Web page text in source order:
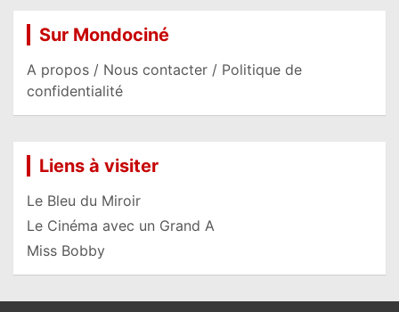
Sur Mondociné
A propos / Nous contacter / Politique de
confidentialité
Liens à visiter
Le Bleu du Miroir
Le Cinéma avec un Grand A
Miss Bobby